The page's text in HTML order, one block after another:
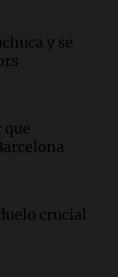
y se
crucial